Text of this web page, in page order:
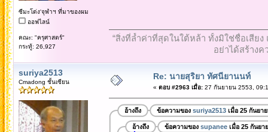
ซีมะโด่ง'จุฬาฯ ที่มาของผม
ออฟไลน์
คณะ: "ครุศาสตร์"
กระทู้: 26,927
“สิ่งที่ล้ำค่าที่สุดในใต้หล้า ทั้งมิใช่ชื่อเสีย
อย่าได้สร้างค
suriya2513
Cmadong ชั้นเซียน
Re: นายสุริยา ทัศนียานนท์
« ตอบ #2963 เมื่อ:27 กันยายน 2553,
อ้างถึง ข้อความของ suriya2513เมื่อ 25 กันยา
อ้างถึง ข้อความของ supaneeเมื่อ 25 กันยา